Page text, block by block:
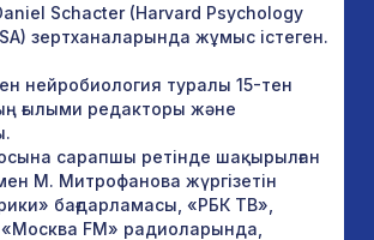
Schacter (Harvard Psychology
зертханаларында жұмыс істеген.
нейробиология туралы 15-тен
ғылыми редакторы және
сарапшы ретінде шақырылған
М. Митрофанова жүргізетін
бағдарламасы, «РБК ТВ»,
FM» радиоларында,